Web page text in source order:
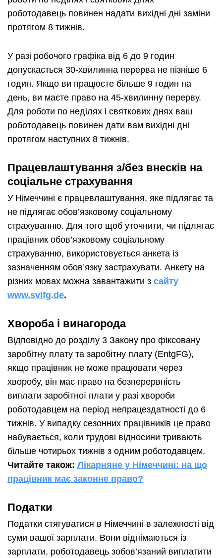
роботодавець повинен надати вихідні дні заміни
протягом 8 тижнів.
У разі робочого графіка від 6 до 9 годин
допускається 30-хвилинна перерва не пізніше 6
годин. Якщо ви працюєте більше 9 годин на
день, ви маєте право на 45-хвилинну перерву.
Для роботи по неділях і святкових днях ваш
роботодавець повинен дати вам вихідні дні
протягом наступних 8 тижнів.
Працевлаштування з/без внесків на
соціальне страхування
У Німеччині є працевлаштування, яке підлягає та
не підлягає обов’язковому соціальному
страхуванню. Для того щоб уточнити, чи підлягає
працівник обов’язковому соціальному
страхуванню, використовується анкета із
зазначенням обов’язку застрахувати. Анкету на
різних мовах можна завантажити з сайту
www.svlfg.de.
Хвороба і винагорода
Відповідно до розділу 3 Закону про фіксовану
заробітну плату та заробітну плату (EntgFG),
якщо працівник не може працювати через
хворобу, він має право на безперервність
виплати заробітної плати у разі хвороби
роботодавцем на період непрацездатності до 6
тижнів. У випадку сезонних працівників це право
набувається, коли трудові відносини тривають
більше чотирьох тижнів з одним роботодавцем.
Читайте також: Лікарняне у Німеччині: на що
працівник має законне право?
Податки
Податки стягуватися в Німеччині в залежності від
суми вашої зарплати. Вони віднімаються із
зарплати, роботодавець зобов’язаний виплатити